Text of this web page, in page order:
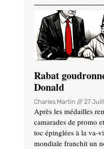
Rabat
Donald
Charles Martin 27
Après les médailles
camarades de promo
toc épinglées à la va-
mondiale franchit un